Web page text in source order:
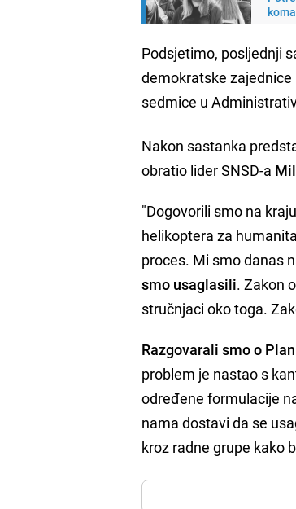
Podsjetimo, posljednji
demokratske zajednice
sedmice u
Nakon sastanka
obratio lider SNSD-a
"Dogovorili smo na
helikoptera za
proces. Mi smo danas
smo usaglasili. Zakon
stručnjaci oko toga.
Razgovarali smo o
problem je nastao s
određene formulacije
nama dostavi da se
kroz radne grupe kako